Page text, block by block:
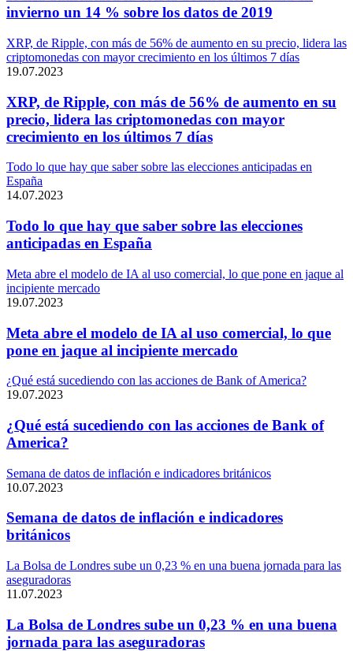
invierno un 14 % sobre los datos de 2019
XRP, de Ripple, con más de 56% de aumento en su precio, lidera las
criptomonedas con mayor crecimiento en los últimos 7 días
19.07.2023
XRP, de Ripple, con más de 56% de aumento en su
precio, lidera las criptomonedas con mayor
crecimiento en los últimos 7 días
Todo lo que hay que saber sobre las elecciones anticipadas en
España
14.07.2023
Todo lo que hay que saber sobre las elecciones
anticipadas en España
Meta abre el modelo de IA al uso comercial, lo que pone en jaque al
incipiente mercado
19.07.2023
Meta abre el modelo de IA al uso comercial, lo que
pone en jaque al incipiente mercado
¿Qué está sucediendo con las acciones de Bank of America?
19.07.2023
¿Qué está sucediendo con las acciones de Bank of
America?
Semana de datos de inflación e indicadores británicos
10.07.2023
Semana de datos de inflación e indicadores
británicos
La Bolsa de Londres sube un 0,23 % en una buena jornada para las
aseguradoras
11.07.2023
La Bolsa de Londres sube un 0,23 % en una buena
jornada para las aseguradoras